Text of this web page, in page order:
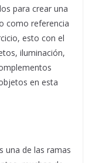
para crear una
como referencia
esto con el
iluminación,
en esta
una de las ramas